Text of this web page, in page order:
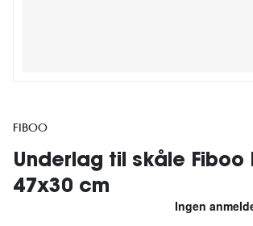
FIBOO
Underlag til skåle Fiboo
47x30 cm